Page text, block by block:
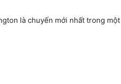
là chuyến mới nhất trong